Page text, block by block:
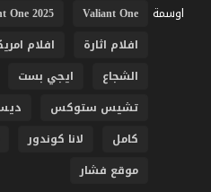
اوسمة
Valiant One
One 2025
افلام اثارة
افلام
الشجاع
ايجي بست
تشيس ستوكس
كامل
لانا كوندور
موقع فشار